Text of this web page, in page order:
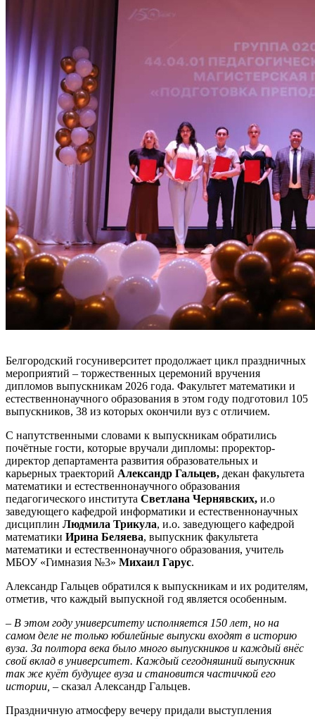
Белгородский госуниверситет продолжает цикл праздничных
мероприятий – торжественных церемоний вручения
дипломов выпускникам 2026 года. Факультет математики и
естественнонаучного образования в этом году подготовил 105
выпускников, 38 из которых окончили вуз с отличием.
С напутственными словами к выпускникам обратились
почётные гости, которые вручали дипломы: проректор-
директор департамента развития образовательных и
карьерных траекторий Александр Гальцев, декан факультета
математики и естественнонаучного образования
педагогического института Светлана Чернявских, и.о
заведующего кафедрой информатики и естественнонаучных
дисциплин Людмила Трикула, и.о. заведующего кафедрой
математики Ирина Беляева, выпускник факультета
математики и естественнонаучного образования, учитель
МБОУ «Гимназия №3» Михаил Гарус.
Александр Гальцев обратился к выпускникам и их родителям,
отметив, что каждый выпускной год является особенным.
– В этом году университету исполняется 150 лет, но на
самом деле не только юбилейные выпуски входят в историю
вуза. За полтора века было много выпускников и каждый внёс
свой вклад в университет. Каждый сегодняшний выпускник
так же куёт будущее вуза и становится частичкой его
истории, – сказал Александр Гальцев.
Праздничную атмосферу вечеру придали выступления